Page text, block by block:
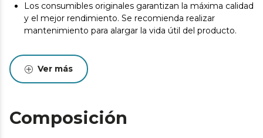
Los consumibles originales garantizan la máxima calidad
y el mejor rendimiento. Se recomienda realizar
mantenimiento para alargar la vida útil del producto.
Ver más
Composición